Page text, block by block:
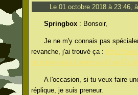
Le 01 octobre 2018 à 23:46,
Springbox : Bonsoir,
Je ne m'y connais pas
revanche, j'ai trouvé ça : http://
picatinny-pour-lunette-ak47-ak47s-
A l'occasion, si tu veux faire
réplique, je suis preneur.